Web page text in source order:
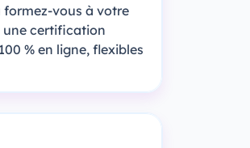
vous à votre
une certification
% en ligne, flexibles